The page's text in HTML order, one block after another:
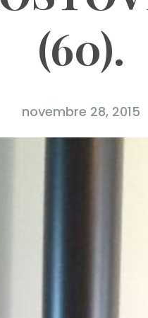
(60).
novembre 28, 2015